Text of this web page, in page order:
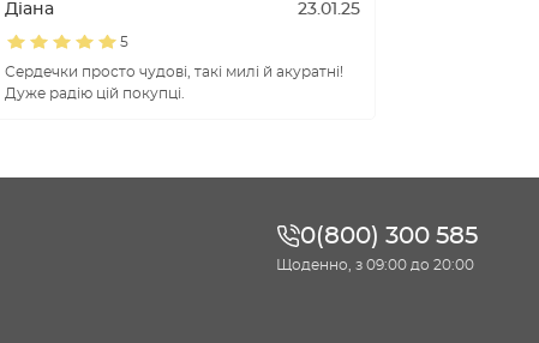
Діана 23.01.25
5
Сердечки просто чудові, такі милі й акуратні!
Дуже радію цій покупці.
0(800) 300 585
Щоденно, з 09:00 до 20:00